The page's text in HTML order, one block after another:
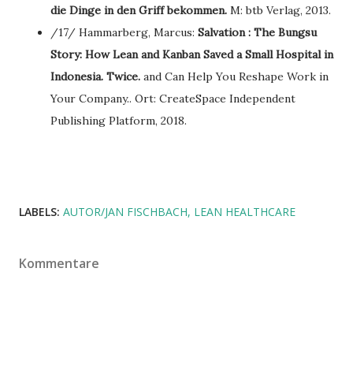
die Dinge in den Griff bekommen. M: btb Verlag, 2013.
/17/ Hammarberg, Marcus: Salvation : The Bungsu
Story: How Lean and Kanban Saved a Small Hospital in
Indonesia. Twice. and Can Help You Reshape Work in
Your Company.. Ort: CreateSpace Independent
Publishing Platform, 2018.
LABELS: AUTOR/JAN FISCHBACH LEAN HEALTHCARE
Kommentare